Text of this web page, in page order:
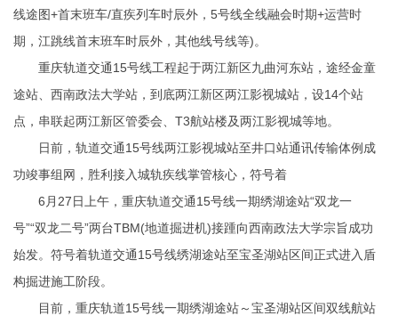
线途图+首末班车/直疾列车时辰外，5号线全线融会时期+运营时
期，江跳线首末班车时辰外，其他线号线等)。
重庆轨道交通15号线工程起于两江新区九曲河东站，途经金童
途站、西南政法大学站，到底两江新区两江影视城站，设14个站
点，串联起两江新区管委会、T3航站楼及两江影视城等地。
日前，轨道交通15号线两江影视城站至井口站通讯传输体例成
功竣事组网，胜利接入城轨疾线掌管核心，符号着
6月27日上午，重庆轨道交通15号线一期绣湖途站“双龙一
号”“双龙二号”两台TBM(地道掘进机)接踵向西南政法大学宗旨成功
始发。符号着轨道交通15号线绣湖途站至宝圣湖站区间正式进入盾
构掘进施工阶段。
目前，重庆轨道15号线一期绣湖途站～宝圣湖站区间双线航站